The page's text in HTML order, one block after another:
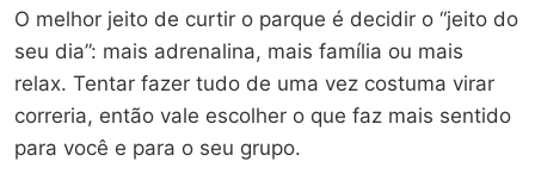
O melhor jeito de curtir o parque é decidir o “jeito do
seu dia”: mais adrenalina, mais família ou mais
relax. Tentar fazer tudo de uma vez costuma virar
correria, então vale escolher o que faz mais sentido
para você e para o seu grupo.